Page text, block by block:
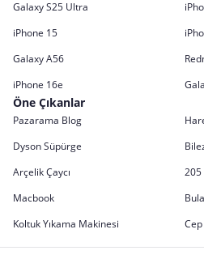
Galaxy S25 Ultra
iPhone 15
Galaxy A56
iPhone 16e
Öne Çıkanlar
Pazarama Blog
Dyson Süpürge
Arçelik Çaycı
205
Macbook
Koltuk Yıkama Makinesi